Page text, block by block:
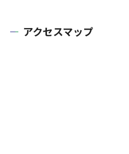
アクセスマップ